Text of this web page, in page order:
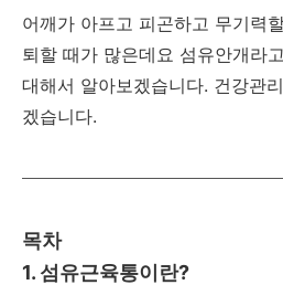
어깨가 아프고 피곤하고 무기력
퇴할 때가 많은데요 섬유안개라
대해서 알아보겠습니다. 건강관
겠습니다.
목차
1. 섬유근육통이란?